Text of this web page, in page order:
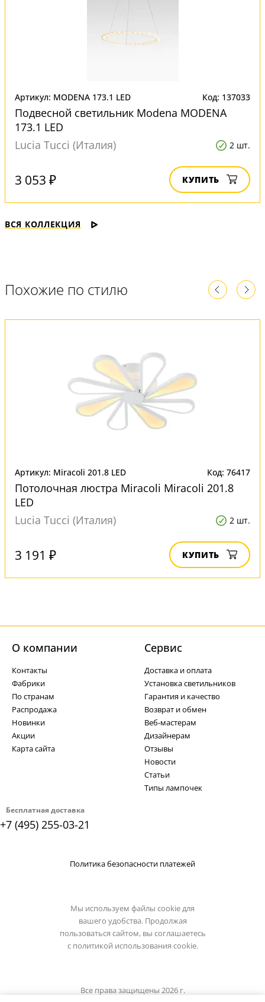
Артикул: MODENA 173.1 LED Код: 137033
Подвесной светильник Modena MODENA
173.1 LED
Lucia Tucci (Италия)
2 шт.
3 053 ₽ КУПИТЬ
ВСЯ КОЛЛЕКЦИЯ
Похожие по стилю
Артикул: Miracoli 201.8 LED Код: 76417
Потолочная люстра Miracoli Miracoli 201.8
LED
Lucia Tucci (Италия)
2 шт.
3 191 ₽ КУПИТЬ
Бесплатная доставка
+7 (495) 255-03-21
О компании
Контакты
Фабрики
По странам
Распродажа
Новинки
Акции
Карта сайта
Cервис
Доставка и оплата
Установка светильников
Гарантия и качество
Возврат и обмен
Веб-мастерам
Дизайнерам
Отзывы
Новости
Статьи
Типы лампочек
Политика безопасности платежей
Мы используем файлы cookie для
вашего удобства. Продолжая
пользоваться сайтом, вы соглашаетесь
с политикой использования cookie.
Все права защищены 2026 г.